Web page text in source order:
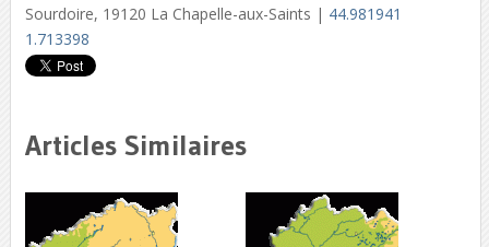
Sourdoire, 19120 La Chapelle-aux-Saints | 44.981941
1.713398
Articles Similaires